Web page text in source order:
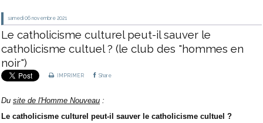
samedi 06 novembre 2021
Le catholicisme culturel peut-il sauver le
catholicisme cultuel ? (le club des "hommes en
noir")
IMPRIMER Share
Du site de l'Homme Nouveau :
Le catholicisme culturel peut-il sauver le catholicisme cultuel ?